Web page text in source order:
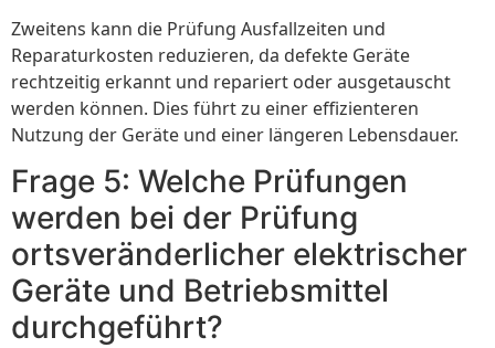
Zweitens kann die Prüfung Ausfallzeiten und
Reparaturkosten reduzieren, da defekte Geräte
rechtzeitig erkannt und repariert oder ausgetauscht
werden können. Dies führt zu einer effizienteren
Nutzung der Geräte und einer längeren Lebensdauer.
Frage 5: Welche Prüfungen
werden bei der Prüfung
ortsveränderlicher elektrischer
Geräte und Betriebsmittel
durchgeführt?